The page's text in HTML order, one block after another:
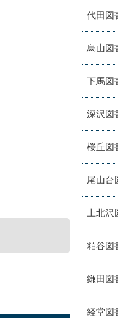
代田図
烏山図
下馬図
深沢図
桜丘図
尾山台
上北
粕谷図
鎌田図
経堂図